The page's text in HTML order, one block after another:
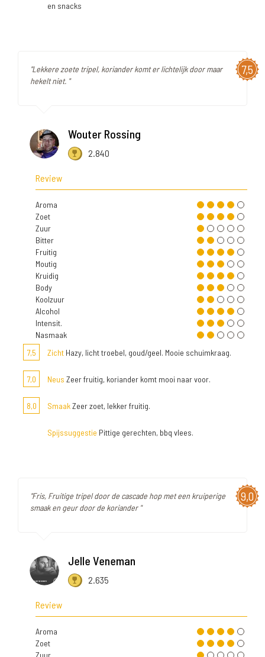
en snacks
7,5
"Lekkere zoete tripel, koriander komt er lichtelijk door maar
hekelt niet. "
Wouter Rossing
2.840
Review
Aroma
Zoet
Zuur
Bitter
Fruitig
Moutig
Kruidig
Body
Koolzuur
Alcohol
Intensit.
Nasmaak
7,5
Zicht Hazy, licht troebel, goud/geel. Mooie schuimkraag.
7,0 Neus Zeer fruitig, koriander komt mooi naar voor.
8,0 SmaakZeer zoet, lekker fruitig.
Spijssuggestie Pittige gerechten, bbq vlees.
9,0
"Fris, Fruitige tripel door de cascade hop met een kruiperige
smaak en geur door de koriander "
Jelle Veneman
2.635
Review
Aroma
Zoet